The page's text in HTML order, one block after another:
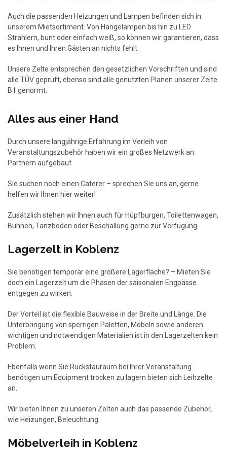
Auch die passenden Heizungen und Lampen befinden sich in
unserem Mietsortiment. Von Hängelampen bis hin zu LED
Strahlern, bunt oder einfach weiß, so können wir garantieren, dass
es Ihnen und Ihren Gästen an nichts fehlt.
Unsere Zelte entsprechen den gesetzlichen Vorschriften und sind
alle TÜV geprüft, ebenso sind alle genutzten Planen unserer Zelte
B1 genormt.
Alles aus einer Hand
Durch unsere langjährige Erfahrung im Verleih von
Veranstaltungszubehör haben wir ein großes Netzwerk an
Partnern aufgebaut.
Sie suchen noch einen Caterer – sprechen Sie uns an, gerne
helfen wir Ihnen hier weiter!
Zusätzlich stehen wir Ihnen auch für Hüpfburgen, Toilettenwagen,
Bühnen, Tanzboden oder Beschallung gerne zur Verfügung.
Lagerzelt in Koblenz
Sie benötigen temporär eine größere Lagerfläche? – Mieten Sie
doch ein Lagerzelt um die Phasen der saisonalen Engpässe
entgegen zu wirken.
Der Vorteil ist die flexible Bauweise in der Breite und Länge. Die
Unterbringung von sperrigen Paletten, Möbeln sowie anderen
wichtigen und notwendigen Materialien ist in den Lagerzelten kein
Problem.
Ebenfalls wenn Sie Rückstauraum bei Ihrer Veranstaltung
benötigen um Equipment trocken zu lagern bieten sich Leihzelte
an.
Wir bieten Ihnen zu unseren Zelten auch das passende Zubehör,
wie Heizungen, Beleuchtung.
Möbelverleih in Koblenz